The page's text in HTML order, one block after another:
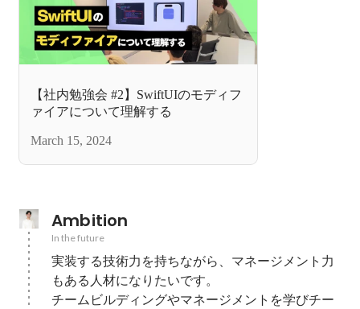
【社内勉強会 #2】SwiftUIのモディフ
ァイアについて理解する
March 15, 2024
Ambition
In the future
実装する技術力を持ちながら、マネージメント力
もある人材になりたいです。
チームビルディングやマネージメントを学びチー